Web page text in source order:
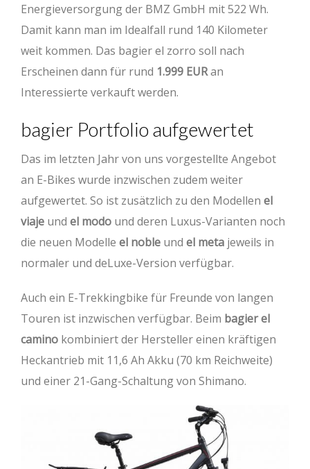
Energieversorgung der BMZ GmbH mit 522 Wh.
Damit kann man im Idealfall rund 140 Kilometer
weit kommen. Das bagier el zorro soll nach
Erscheinen dann für rund 1.999 EURan
Interessierte verkauft werden.
bagier Portfolio aufgewertet
Das im letzten Jahr von uns vorgestellte Angebot
an E-Bikes wurde inzwischen zudem weiter
aufgewertet. So ist zusätzlich zu den Modellen el
viaje und el modo und deren Luxus-Varianten noch
die neuen Modelle el noble und el meta jeweils in
normaler und deLuxe-Version verfügbar.
Auch ein E-Trekkingbike für Freunde von langen
Touren ist inzwischen verfügbar. Beim bagier el
camino kombiniert der Hersteller einen kräftigen
Heckantrieb mit 11,6 Ah Akku (70 km Reichweite)
und einer 21-Gang-Schaltung von Shimano.